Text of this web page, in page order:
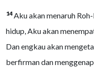
14Aku akan menaruh
hidup, Aku akan
Dan engkau akan
berfirman dan